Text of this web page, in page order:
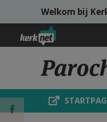
Overslaan en naar de inhoud
Welkom bij